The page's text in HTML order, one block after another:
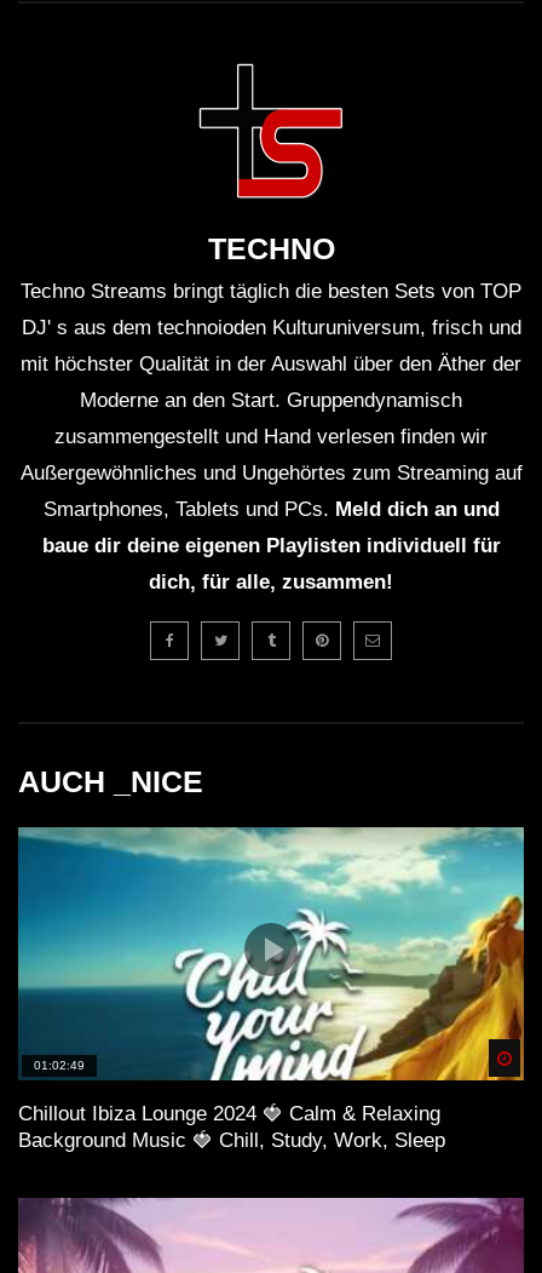
TECHNO
Techno Streams bringt täglich die besten Sets von TOP
DJ' s aus dem technoioden Kulturuniversum, frisch und
mit höchster Qualität in der Auswahl über den Äther der
Moderne an den Start. Gruppendynamisch
zusammengestellt und Hand verlesen finden wir
Außergewöhnliches und Ungehörtes zum Streaming auf
Smartphones, Tablets und PCs. Meld dich an und
baue dir deine eigenen Playlisten individuell für
dich, für alle, zusammen!
AUCH _NICE
01:02:49
Chillout Ibiza Lounge 2024 🍓 Calm & Relaxing
Background Music 🍓 Chill, Study, Work, Sleep